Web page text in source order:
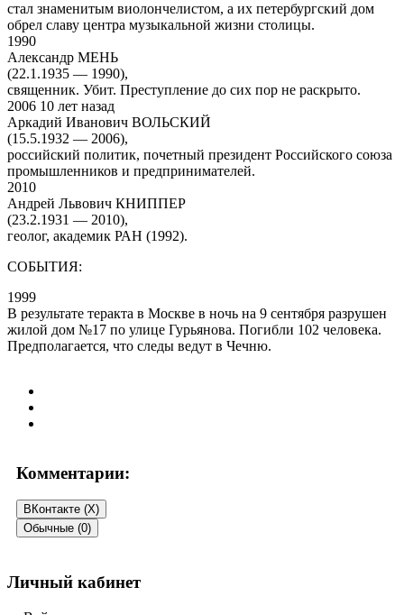
стал знаменитым виолончелистом, а их петербургский дом
обрел славу центра музыкальной жизни столицы.
1990
Александр МЕНЬ
(22.1.1935 — 1990),
священник. Убит. Преступление до сих пор не раскрыто.
2006 10 лет назад
Аркадий Иванович ВОЛЬСКИЙ
(15.5.1932 — 2006),
российский политик, почетный президент Российского союза
промышленников и предпринимателей.
2010
Андрей Львович КНИППЕР
(23.2.1931 — 2010),
геолог, академик РАН (1992).
СОБЫТИЯ:
1999
В результате теракта в Москве в ночь на 9 сентября разрушен
жилой дом №17 по улице Гурьянова. Погибли 102 человека.
Предполагается, что следы ведут в Чечню.
Комментарии:
ВКонтакте (X)
Обычные (0)
Добавить комментарий
Личный кабинет